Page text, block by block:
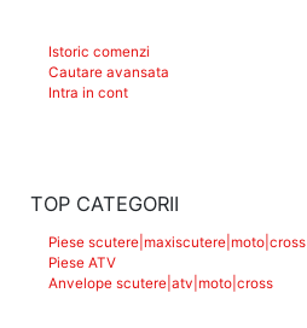
Istoric comenzi
Cautare avansata
Intra in cont
TOP CATEGORII
Piese scutere|maxiscutere|moto|cross
Piese ATV
Anvelope scutere|atv|moto|cross